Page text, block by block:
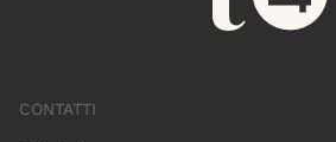
CONTATTI